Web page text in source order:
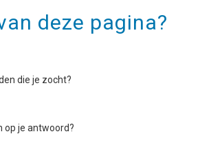
deze pagina?
die je zocht?
op je antwoord?